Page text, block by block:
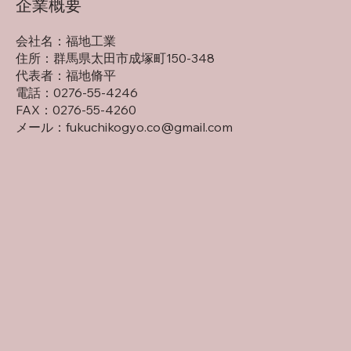
​企業概要
会社名：福地工業
住所：群馬県太田市成塚町150-348
代表者：福地脩平
電話：0276-55-4246
FAX：0276-55-4260
メール： fukuchikogyo.co@gmail.com